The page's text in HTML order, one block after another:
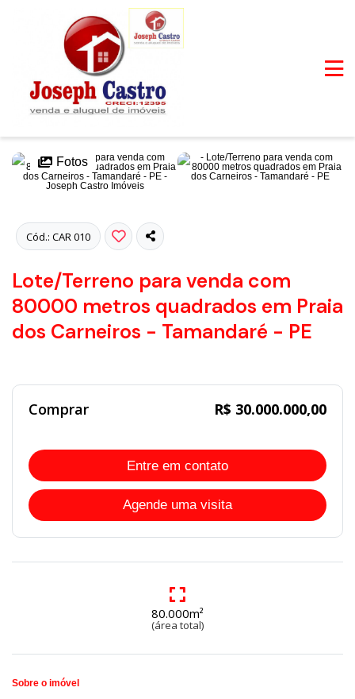
Fotos
Cód.: CAR 010
Lote/Terreno para venda com
80000 metros quadrados em Praia
dos Carneiros - Tamandaré - PE
Comprar R$ 30.000.000,00
Entre em contato
Agende uma visita
80.000m²
(área total)
Sobre o imóvel